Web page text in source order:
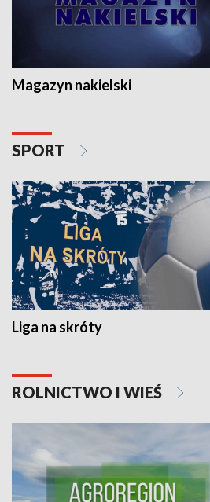
Magazyn nakielski
SPORT
Liga na skróty
ROLNICTWO I WIEŚ